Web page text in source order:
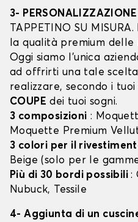
3-
TAPPETINO SU
la qualità premium delle
Oggi siamo l’unica
ad offrirti una tale
realizzare, secondo i
COUPE dei tuoi sogni.
3 composizioni :
Moquette Premium
3 colori per il
Beige (solo per le
Più di 30 bordi possibili:
Nubuck, Tessile
4- Aggiunta di un